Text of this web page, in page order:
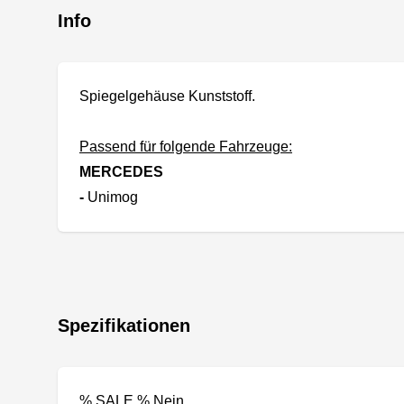
Info
Spiegelgehäuse Kunststoff.
Passend für folgende Fahrzeuge:
MERCEDES
- Unimog
Spezifikationen
% SALE % Nein